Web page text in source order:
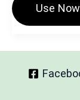
Modern
–
का
स्मार्ट
और
Use